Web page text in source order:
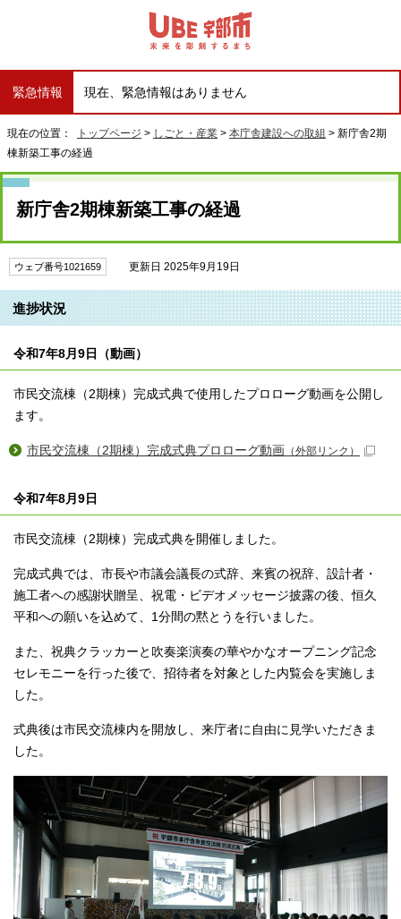
緊急情報 現在、緊急情報はありません
現在の位置： トップページ > しごと・産業 > 本庁舎建設への取組 > 新庁舎2期
棟新築工事の経過
新庁舎2期棟新築工事の経過
ウェブ番号1021659 更新日 2025年9月19日
進捗状況
令和7年8月9日（動画）
市民交流棟（2期棟）完成式典で使用したプロローグ動画を公開し
ます。
市民交流棟（2期棟）完成式典プロローグ動画 （外部リンク）
令和7年8月9日
市民交流棟（2期棟）完成式典を開催しました。
完成式典では、市⻑や市議会議⻑の式辞、来賓の祝辞、設計者・
施⼯者への感謝状贈呈、祝電・ビデオメッセージ披露の後、恒久
平和への願いを込めて、1分間の黙とうを行いました。
また、祝典クラッカーと吹奏楽演奏の華やかなオープニング記念
セレモニーを⾏った後で、招待者を対象とした内覧会を実施しま
した。
式典後は市民交流棟内を開放し、来庁者に⾃由に⾒学いただきま
した。